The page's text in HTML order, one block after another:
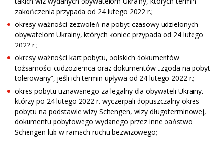
zakończenia przypada od 24 lutego 2022 r.;
okresy ważności zezwoleń na pobyt czasowy udzielonych
obywatelom Ukrainy, których koniec przypada od 24 lutego
2022 r.;
okresy ważności kart pobytu, polskich dokumentów
tożsamości cudzoziemca oraz dokumentów „zgoda na pobyt
tolerowany”, jeśli ich termin upływa od 24 lutego 2022 r.;
okres pobytu uznawanego za legalny dla obywateli Ukrainy,
którzy po 24 lutego 2022 r. wyczerpali dopuszczalny okres
pobytu na podstawie wizy Schengen, wizy długoterminowej,
dokumentu pobytowego wydanego przez inne państwo
Schengen lub w ramach ruchu bezwizowego;